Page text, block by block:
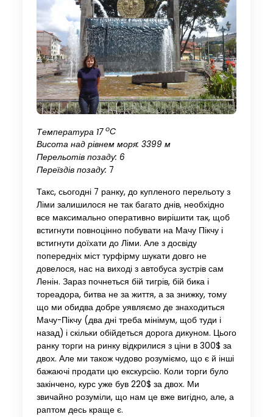
Температура 17 oC
Висота над рівнем моря: 3399 м
Перельотів позаду: 6
Переїздів позаду: 7
Такс, сьогодні 7 ранку, до купленого перельоту з
Ліми залишилося не так багато днів, необхідно
все максимально оперативно вирішити так, щоб
встигнути повноцінно побувати на Мачу Пікчу і
встигнути доїхати до Ліми. Але з досвіду
попередніх міст турфірму шукати довго не
довелося, нас на виході з автобуса зустрів сам
Ленін. Зараз почнеться бій тигрів, бій бика і
тореадора, битва не за життя, а за знижку, тому
що ми обидва добре уявляємо де знаходиться
Мачу-Пікчу (два дні треба мінімум, щоб туди і
назад) і скільки обійдеться дорога дикуном. Цього
ранку торги на ринку відкрилися з ціни в 300$ за
двох. Але ми також чудово розуміємо, що є й інші
бажаючі продати цю екскурсію. Коли торги було
закінчено, курс уже був 220$ за двох. Ми
звичайно розуміли, що нам це вже вигідно, але, а
раптом десь краще є.